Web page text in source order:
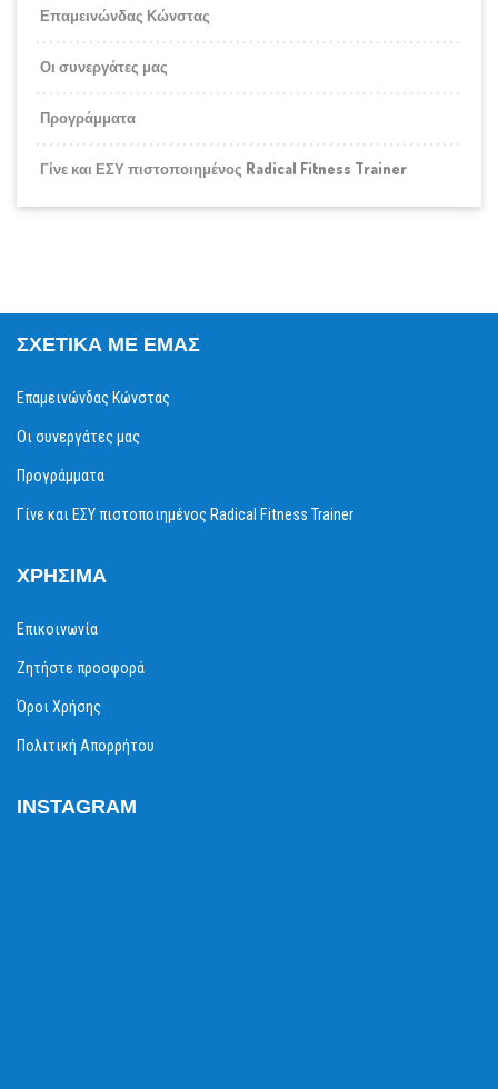
Επαμεινώνδας Κώνστας
Οι συνεργάτες μας
Προγράμματα
Γίνε και ΕΣΥ πιστοποιημένος Radical Fitness Trainer
ΣΧΕΤΙΚΆ ΜΕ ΕΜΆΣ
Επαμεινώνδας Κώνστας
Οι συνεργάτες μας
Προγράμματα
Γίνε και ΕΣΥ πιστοποιημένος Radical Fitness Trainer
ΧΡΉΣΙΜΑ
Επικοινωνία
Ζητήστε προσφορά
Όροι Χρήσης
Πολιτική Απορρήτου
INSTAGRAM